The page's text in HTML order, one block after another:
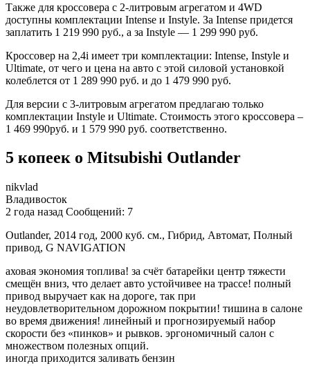
Также для кроссовера с 2-литровым агрегатом и 4WD
доступны комплектации Intense и Instyle. За Intense придется
заплатить 1 219 990 руб., а за Instyle — 1 299 990 руб.
Кроссовер на 2,4i имеет три комплектации: Intense, Instyle и
Ultimate, от чего и цена на авто с этой силовой установкой
колеблется от 1 289 990 руб. и до 1 479 990 руб.
Для версии с 3-литровым агрегатом предлагаю только
комплектации Instyle и Ultimate. Стоимость этого кроссовера –
1 469 990руб. и 1 579 990 руб. соответственно.
5 копеек о Mitsubishi Outlander
nikvlad
Владивосток
2 года назад Сообщений: 7
Outlander, 2014 год, 2000 куб. см., Гибрид, Автомат, Полный
привод, G NAVIGATION
аховая экономия топлива! за счёт батарейки центр тяжести
смещён вниз, что делает авто устойчивее на трассе! полный
привод выручает как на дороге, так при
неудовлетворительном дорожном покрытии! тишина в салоне
во время движения! линейный и прогнозируемый набор
скорости без «пинков» и рывков. эргономичный салон с
множеством полезных опций.
иногда приходится заливать бензин